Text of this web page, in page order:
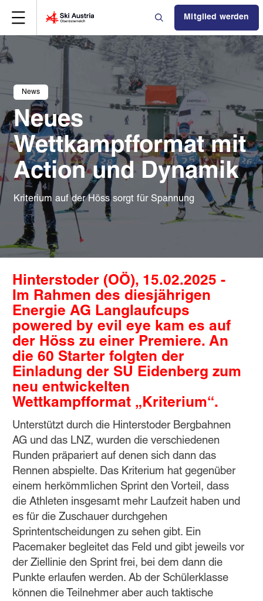
Mitglied werden
News
Neues
Wettkampfformat mit
Action und Dynamik
Kriterium auf der Höss sorgt für Spannung
Hinterstoder (OÖ), 15.02.2025 -
Im Rahmen des diesjährigen
Energie AG Langlaufcups
powered by evil eye kam es auf
der Höss zu einer Premiere. An
die 60 Starter folgten der
Einladung der SU Eidenberg zum
neu entwickelten
Wettkampfformat „Kriterium“.
Unterstützt durch die Hinterstoder Bergbahnen
AG und das LNZ, wurden die verschiedenen
Runden präpariert auf denen sich dann das
Rennen abspielte. Das Kriterium hat gegenüber
einem herkömmlichen Sprint den Vorteil, dass
die Athleten insgesamt mehr Laufzeit haben und
es für die Zuschauer durchgehen
Sprintentscheidungen zu sehen gibt. Ein
Pacemaker begleitet das Feld und gibt jeweils vor
der Ziellinie den Sprint frei, bei dem dann die
Punkte erlaufen werden. Ab der Schülerklasse
können die Teilnehmer aber auch taktische